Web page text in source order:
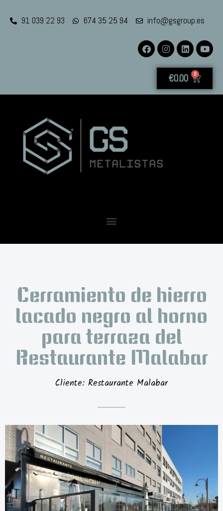
91 039 22 93 674 35 25 94 info@gsgroup.es
€0.00 0
Cerramiento de hierro
lacado negro al horno
para terraza del
Restaurante Malabar
Cliente: Restaurante Malabar